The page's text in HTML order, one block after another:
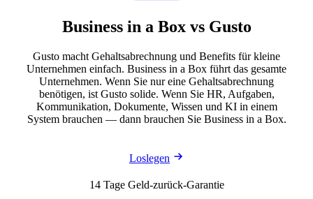
Business in a Box vs Gusto
Gusto macht Gehaltsabrechnung und Benefits für kleine
Unternehmen einfach. Business in a Box führt das gesamte
Unternehmen. Wenn Sie nur eine Gehaltsabrechnung
benötigen, ist Gusto solide. Wenn Sie HR, Aufgaben,
Kommunikation, Dokumente, Wissen und KI in einem
System brauchen — dann brauchen Sie Business in a Box.
Loslegen
14 Tage Geld-zurück-Garantie